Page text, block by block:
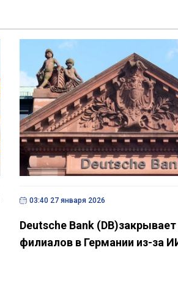
03:40 27 января 2026
Deutsche Bank
филиалов в Германии из-за